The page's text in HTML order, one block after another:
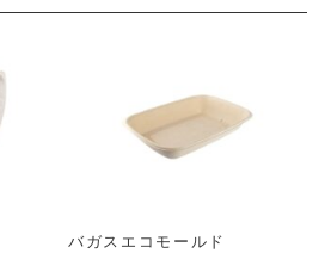
バガスエコモールド